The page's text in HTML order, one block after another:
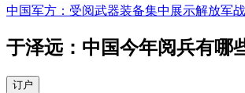
中国军方：受阅武器装备集中展示解放军
于泽远：中国今年阅兵有哪
订户